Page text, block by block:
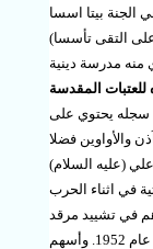
بيتا اسسا
التقى تأسسا)
منه مدرسة دينية
للعتبات المقدسة
سجله يحتوي على
والأواوين فضلا
(عليه السلام)
في اثناء الحرب
ساهم في تشييد مرقد
الشهيد رشيد الهجري قرب ناحية الكفل. وكان له حظ في تعمير مرقد السيدة زينب (عليها السلام) في الشام عام 1952. وأسهم